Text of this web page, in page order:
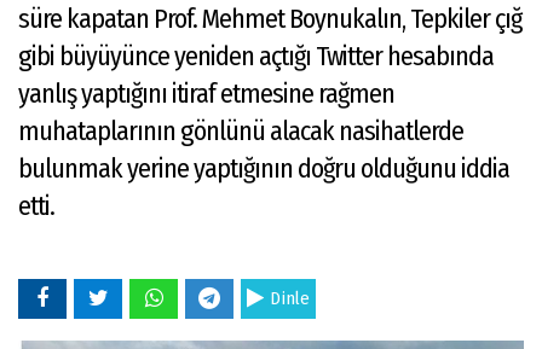
süre kapatan Prof. Mehmet Boynukalın, Tepkiler çığ
gibi büyüyünce yeniden açtığı Twitter hesabında
yanlış yaptığını itiraf etmesine rağmen
muhataplarının gönlünü alacak nasihatlerde
bulunmak yerine yaptığının doğru olduğunu iddia
etti.
Dinle